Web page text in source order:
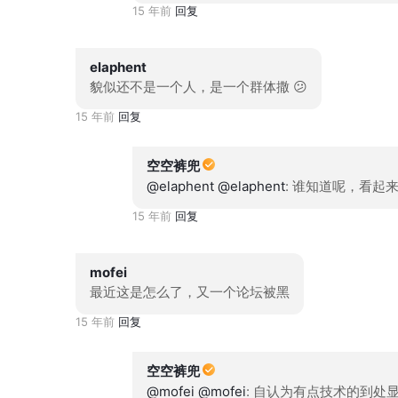
15 年前 回复
elaphent
貌似还不是一个人，是一个群体撒 😕
15 年前 回复
空空裤兜
@elaphent @elaphent: 谁知道呢，看起
15 年前 回复
mofei
最近这是怎么了，又一个论坛被黑
15 年前 回复
空空裤兜
@mofei @mofei: 自认为有点技术的到处